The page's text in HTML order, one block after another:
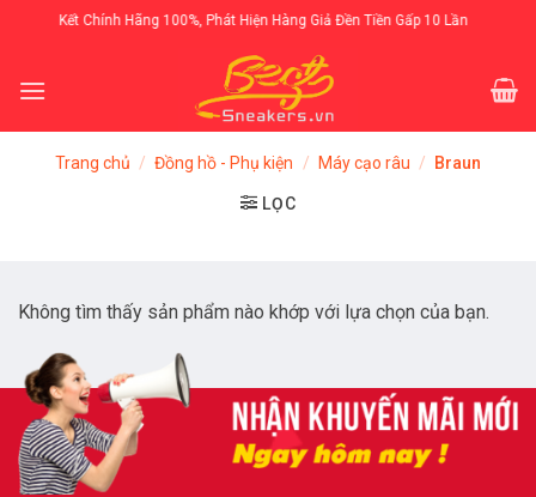
Cam Kết Chính Hãng 100%, Phát Hiện Hàng Giả Đền Tiền Gấp 10 Lần
Trang chủ / Đồng hồ - Phụ kiện / Máy cạo râu / Braun
LỌC
Không tìm thấy sản phẩm nào khớp với lựa chọn của bạn.